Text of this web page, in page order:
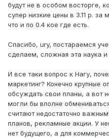
будут не в особом восторге,
супер низкие цены в 3.11 р. за
что и по 0.4 кое где есть.
Спасибо, ury, постараемся
сделаем, сложная эта наука и
И все таки вопрос к Нагу,
маркетинг? Конечно крупные
обсуждать свои планы, а вот
могли бы вполне
считают недостаточно
планов, рекламные акции. У
нет будущего, а для